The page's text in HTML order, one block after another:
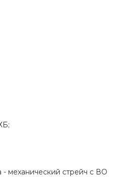
- механический стрейч с ВО